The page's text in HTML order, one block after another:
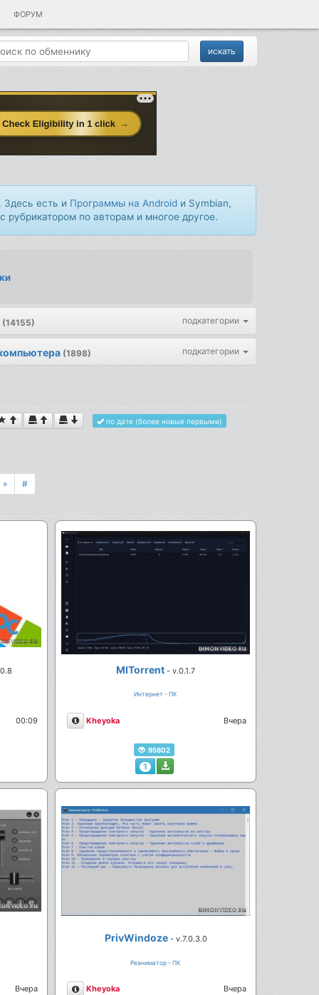
ФОРУМ
есть и Программы на Android и Symbian,
рубрикатором по авторам и многое другое.
(14155) подкатегории
(1898) подкатегории
по дате (более новые первыми)
» #
00:09
MITorrent - v.0.1.7
Интернет - ПК
Описание
Kheyoka Вчера
95802
1
Вчера
PrivWindoze- v.7.0.3.0
Реаниматор - ПК
Описание
Kheyoka Вчера